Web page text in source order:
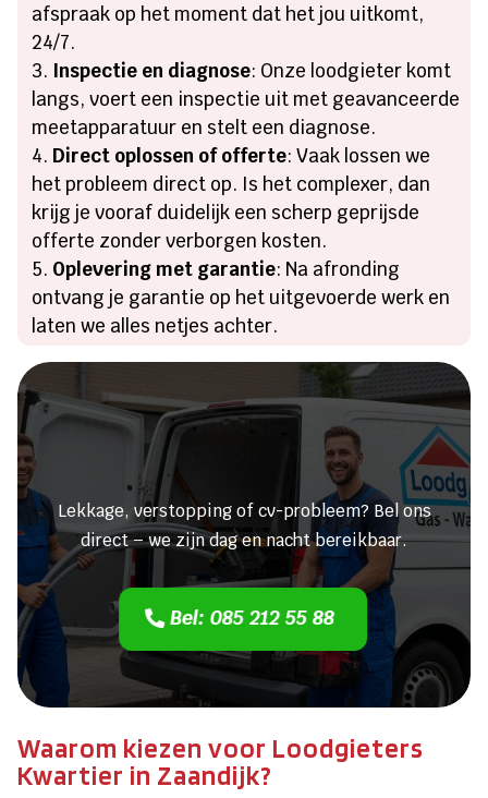
afspraak op het moment dat het jou uitkomt,
24/7.
Inspectie en diagnose: Onze loodgieter komt
langs, voert een inspectie uit met geavanceerde
meetapparatuur en stelt een diagnose.
Direct oplossen of offerte: Vaak lossen we
het probleem direct op. Is het complexer, dan
krijg je vooraf duidelijk een scherp geprijsde
offerte zonder verborgen kosten.
Oplevering met garantie: Na afronding
ontvang je garantie op het uitgevoerde werk en
laten we alles netjes achter.
Heeft u een lekkage of een
verstopping?
Lekkage, verstopping of cv-probleem? Bel ons
direct – we zijn dag en nacht bereikbaar.
Bel: 085 212 55 88
Waarom kiezen voor Loodgieters
Kwartier in Zaandijk?